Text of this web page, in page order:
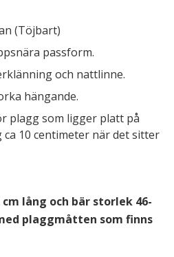
(Töjbart)
passform.
och nattlinne.
hängande.
plagg som ligger platt på
10 centimeter när det sitter
lång och bär storlek 46-
plaggmåtten som finns